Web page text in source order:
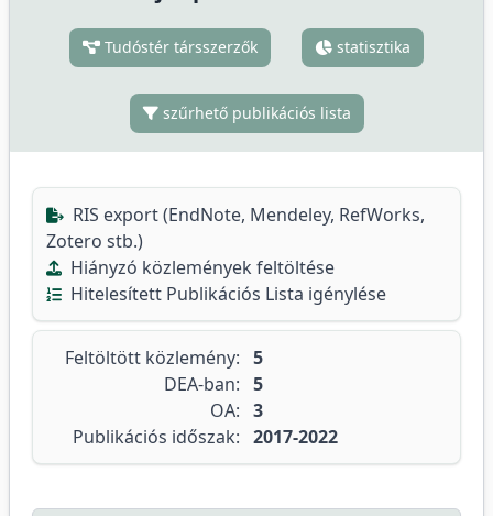
Tudóstér társszerzők statisztika
szűrhető publikációs lista
RIS export (EndNote, Mendeley, RefWorks,
Zotero stb.)
Hiányzó közlemények feltöltése
Hitelesített Publikációs Lista igénylése
Feltöltött közlemény: 5
DEA-ban: 5
OA: 3
Publikációs időszak: 2017-2022